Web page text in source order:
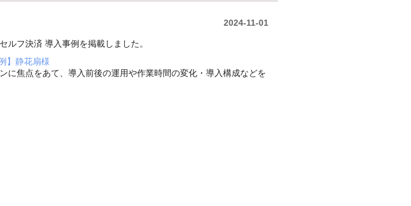
2024-11-01
ルフ決済 導入事例を掲載しました。
】静花扇様
に焦点をあて、導入前後の運用や作業時間の変化・導入構成などを